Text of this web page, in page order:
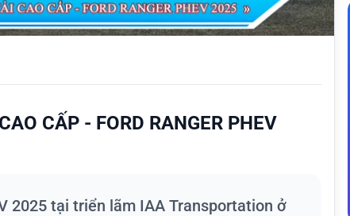
CẤP - FORD RANGER PHEV
2025 tại triển lãm IAA Transportation ở